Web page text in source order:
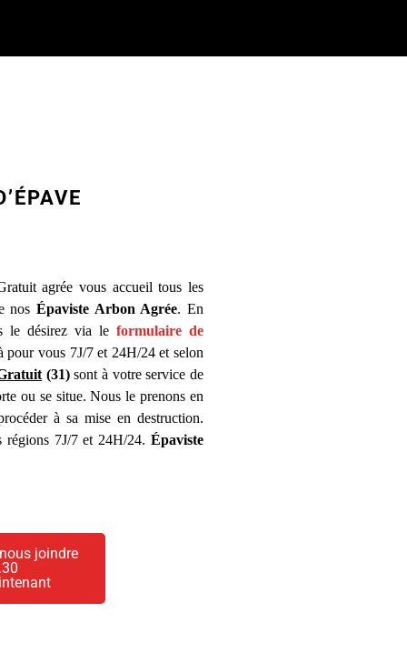
agrée vous accueil tous les
nos Épaviste Arbon Agrée. En
le désirez via le formulaire de
vous 7J/7 et 24H/24 et selon
(31)sont à votre service de
ou se situe. Nous le prenons en
à sa mise en destruction.
régions 7J/7 et 24H/24. Épaviste
joindre